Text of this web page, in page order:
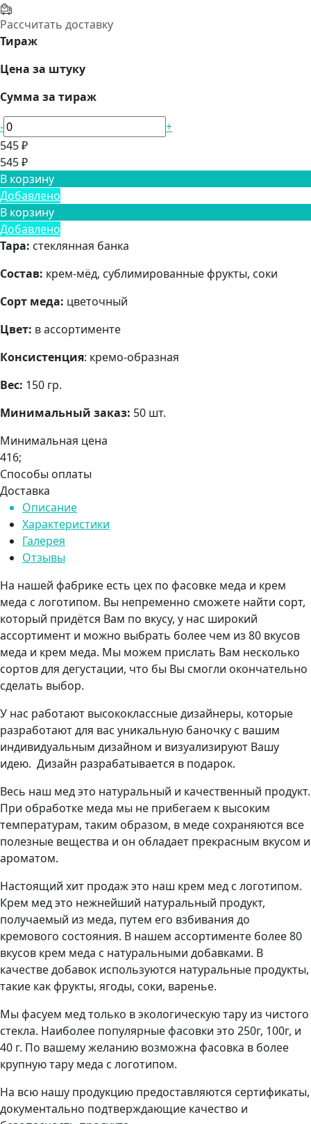
Рассчитать доставку
Тираж
Цена за штуку
Сумма за тираж
-
+
545 ₽
545 ₽
В корзину
Добавлено
В корзину
Добавлено
Тара: стеклянная банка
Состав: крем-мёд, сублимированные фрукты, соки
Сорт меда: цветочный
Цвет: в ассортименте
Консистенция: кремо-образная
Вес: 150 гр.
Минимальный заказ: 50 шт.
Минимальная цена
416;
Способы оплаты
Доставка
Описание
Характеристики
Галерея
Отзывы
На нашей фабрике есть цех по фасовке меда и крем
меда с логотипом. Вы непременно сможете найти сорт,
который придётся Вам по вкусу, у нас широкий
ассортимент и можно выбрать более чем из 80 вкусов
меда и крем меда. Мы можем прислать Вам несколько
сортов для дегустации, что бы Вы смогли окончательно
сделать выбор.
У нас работают высококлассные дизайнеры, которые
разработают для вас уникальную баночку с вашим
индивидуальным дизайном и визуализируют Вашу
идею. Дизайн разрабатывается в подарок.
Весь наш мед это натуральный и качественный продукт.
При обработке меда мы не прибегаем к высоким
температурам, таким образом, в меде сохраняются все
полезные вещества и он обладает прекрасным вкусом и
ароматом.
Настоящий хит продаж это наш крем мед с логотипом.
Крем мед это нежнейший натуральный продукт,
получаемый из меда, путем его взбивания до
кремового состояния. В нашем ассортименте более 80
вкусов крем меда с натуральными добавками. В
качестве добавок используются натуральные продукты,
такие как фрукты, ягоды, соки, варенье.
Мы фасуем мед только в экологическую тару из чистого
стекла. Наиболее популярные фасовки это 250г, 100г, и
40 г. По вашему желанию возможна фасовка в более
крупную тару меда с логотипом.
На всю нашу продукцию предоставляются сертификаты,
документально подтверждающие качество и